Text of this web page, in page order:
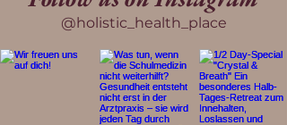
@holistic_health_place